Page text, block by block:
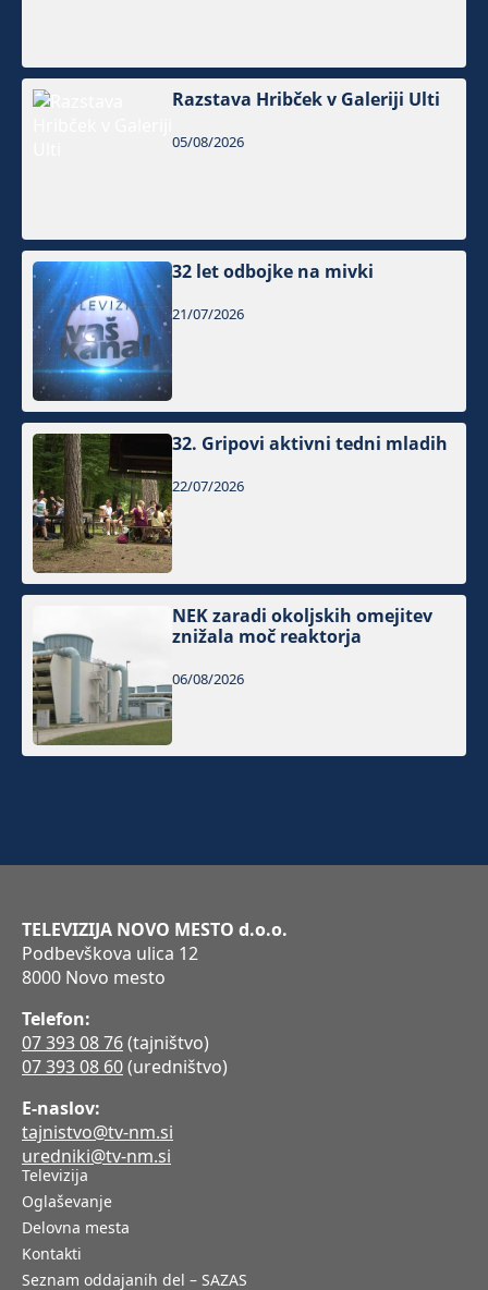
Razstava Hribček v Galeriji Ulti
05/08/2026
32 let odbojke na mivki
21/07/2026
32. Gripovi aktivni tedni mladih
22/07/2026
NEK zaradi okoljskih omejitev
znižala moč reaktorja
06/08/2026
TELEVIZIJA NOVO MESTO d.o.o.
Podbevškova ulica 12
8000 Novo mesto
Telefon:
07 393 08 76(tajništvo)
07 393 08 60(uredništvo)
E-naslov:
tajnistvo@tv-nm.si
uredniki@tv-nm.si
Televizija
Oglaševanje
Delovna mesta
Kontakti
Seznam oddajanih del – SAZAS